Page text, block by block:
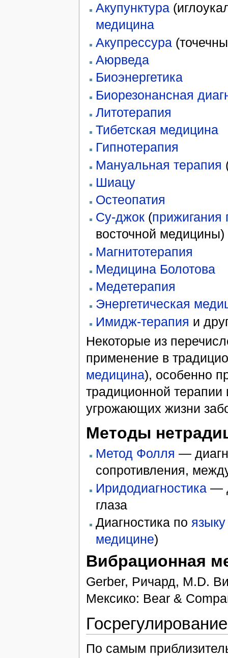
Акупунктура
медицина
Акупрессура
Аюрведа
Биоэнергетика
Биорезонансная
Литотерапия
Тибетская медицина
Гипнотерапия
Мануальная терапия
Шиацу
Остеопатия
Су-джок(
восточной медицины)
Магнитотерапия
Медицина Болотова
Медетерапия
Энергетическая
Имидж-терапия и
Некоторые из
применение в
медицина), особенно
традиционной
угрожающих жизни
Методы
Метод Фолля —
сопротивления,
Иридодиагностика—
глаза
Диагностика по языку
медицине)
Вибрационная
Gerber, Ричард, M.D.
Мексико: Bear &
Госрегулирование
По самым